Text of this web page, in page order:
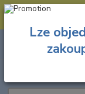
--- Spojovací
8.00 hod. - 16.00 hod.
Lze